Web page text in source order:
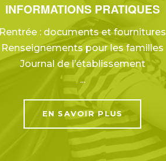
INFORMATIONS PRATIQUES
Rentrée : documents et fournitures
Renseignements pour les familles
Journal de l’établissement
...
EN SAVOIR PLUS